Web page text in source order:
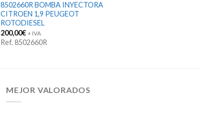
8502660R BOMBA INYECTORA
CITROEN 1,9 PEUGEOT
ROTODIESEL
200,00€ + IVA
Ref. 8502660R
MEJOR VALORADOS